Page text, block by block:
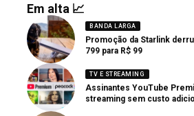
Em alta 📈
BANDA LARGA
Promoção da Starlink
799 para R$ 99
TV E STREAMING
Assinantes YouTube
streaming sem custo